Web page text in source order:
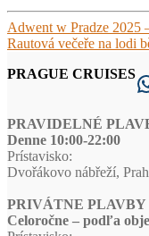
Navigácia
v
článku
Predchádzajúci
článok:
Adwent w Pradze 2025
Nasledujúci
Rautová večeře na lodi
PRAGUE CRUISES
PRAVIDELNÉ
Denne 10:00-22:00
Prístavisko:
Dvořákovo nábřeží,
PRIVÁTNE PLAVBY
Celoročne – podľa